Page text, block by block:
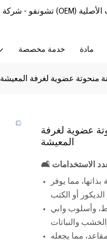
خدمة مخصصة مادة
منحوتة عضوية لغرفة المعيشة
عضوية لغرفة
المعيشة
🛋️ الاستخدامات
مما يوفر
وأسلوب وابي
مما يجعله